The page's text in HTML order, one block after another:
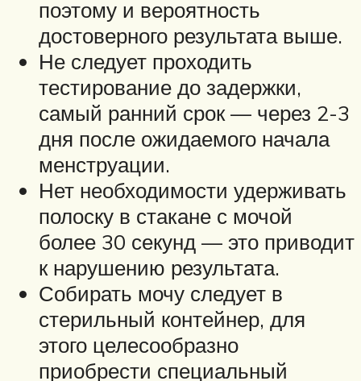
поэтому и вероятность
достоверного результата выше.
Не следует проходить
тестирование до задержки,
самый ранний срок — через 2-3
дня после ожидаемого начала
менструации.
Нет необходимости удерживать
полоску в стакане с мочой
более 30 секунд — это приводит
к нарушению результата.
Собирать мочу следует в
стерильный контейнер, для
этого целесообразно
приобрести специальный